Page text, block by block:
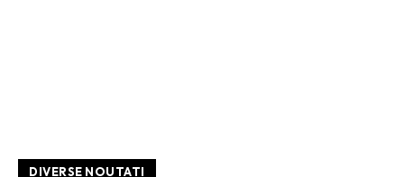
DIVERSE NOUTATI